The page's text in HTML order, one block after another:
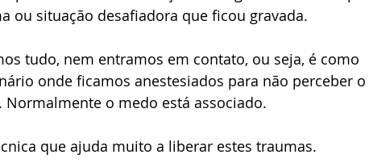
ou situação desafiadora que ficou gravada.
tudo, nem entramos em contato, ou seja, é como
onde ficamos anestesiados para não perceber o
Normalmente o medo está associado.
que ajuda muito a liberar estes traumas.